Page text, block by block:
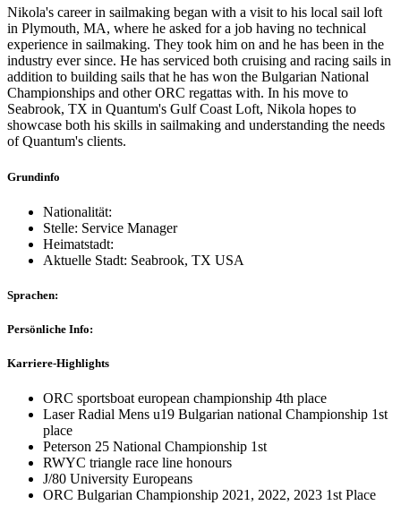
Nikola's career in sailmaking began with a visit to his local sail loft
in Plymouth, MA, where he asked for a job having no technical
experience in sailmaking. They took him on and he has been in the
industry ever since. He has serviced both cruising and racing sails in
addition to building sails that he has won the Bulgarian National
Championships and other ORC regattas with. In his move to
Seabrook, TX in Quantum's Gulf Coast Loft, Nikola hopes to
showcase both his skills in sailmaking and understanding the needs
of Quantum's clients.
Grundinfo
Nationalität:
Stelle: Service Manager
Heimatstadt:
Aktuelle Stadt: Seabrook, TX USA
Sprachen:
Persönliche Info:
Karriere-Highlights
ORC sportsboat european championship 4th place
Laser Radial Mens u19 Bulgarian national Championship 1st
place
Peterson 25 National Championship 1st
RWYC triangle race line honours
J/80 University Europeans
ORC Bulgarian Championship 2021, 2022, 2023 1st Place